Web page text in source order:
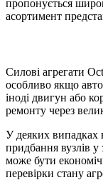
пропонується
асортимент
Силові агрегати
особливо якщо
іноді двигун або
ремонту через
У деяких випадках
придбання вузлів у
може бути
перевірки стану